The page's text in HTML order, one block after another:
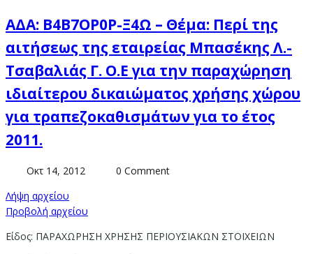
ΑΔΑ: Β4Β7ΟΡ0Ρ-Ξ4Ω – Θέμα: Περί της
αιτήσεως της εταιρείας Μπασέκης Λ.-
Τσαβαλιάς Γ. Ο.Ε για την παραχώρηση
ιδιαίτερου δικαιώματος χρήσης χώρου
για τραπεζοκαθισμάτων για το έτος
2011.
Οκτ 14, 2012
0 Comment
Λήψη αρχείου
Προβολή αρχείου
Είδος: ΠΑΡΑΧΩΡΗΣΗ ΧΡΗΣΗΣ ΠΕΡΙΟΥΣΙΑΚΩΝ ΣΤΟΙΧΕΙΩΝ